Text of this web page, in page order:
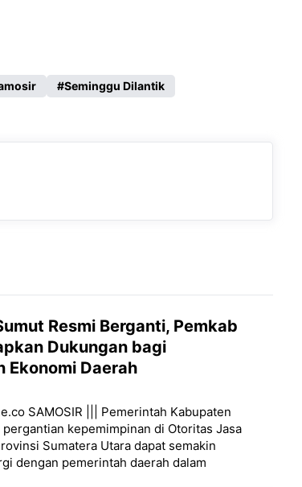
Seminggu Dilantik
Resmi Berganti, Pemkab
Dukungan bagi
Ekonomi Daerah
SAMOSIR ||| Pemerintah Kabupaten
kepemimpinan di Otoritas Jasa
Sumatera Utara dapat semakin
dengan pemerintah daerah dalam